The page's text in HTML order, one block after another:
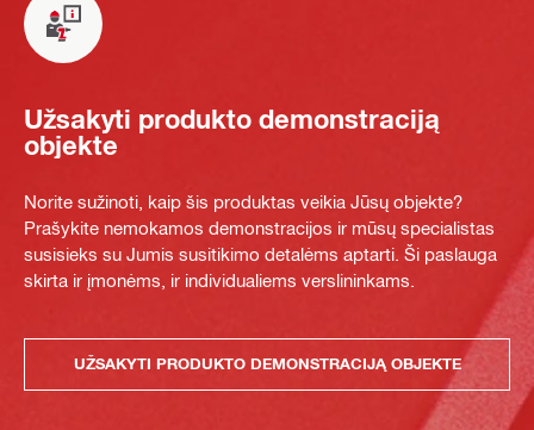
Užsakyti produkto demonstraciją
objekte
Norite sužinoti, kaip šis produktas veikia Jūsų objekte?
Prašykite nemokamos demonstracijos ir mūsų specialistas
susisieks su Jumis susitikimo detalėms aptarti. Ši paslauga
skirta ir įmonėms, ir individualiems verslininkams.
UŽSAKYTI PRODUKTO DEMONSTRACIJĄ OBJEKTE